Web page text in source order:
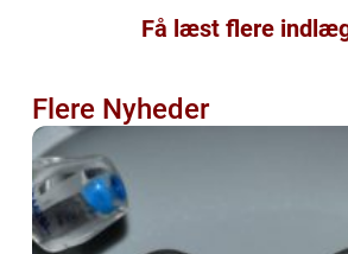
Få læst flere
Flere Nyheder